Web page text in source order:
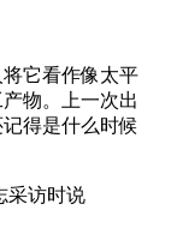
它看作像太平
物。上一次出
得是什么时候
采访时说